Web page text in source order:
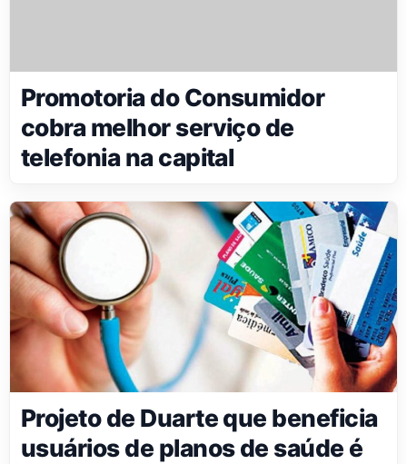
Promotoria do Consumidor
cobra melhor serviço de
telefonia na capital
Projeto de Duarte que beneficia
usuários de planos de saúde é